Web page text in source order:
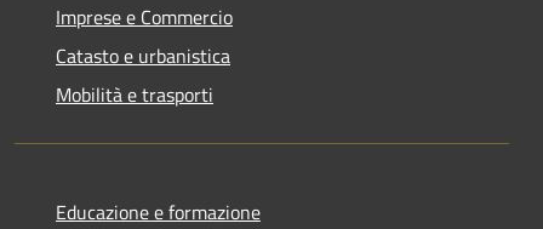
Imprese e Commercio
Catasto e urbanistica
Mobilità e trasporti
Educazione e formazione